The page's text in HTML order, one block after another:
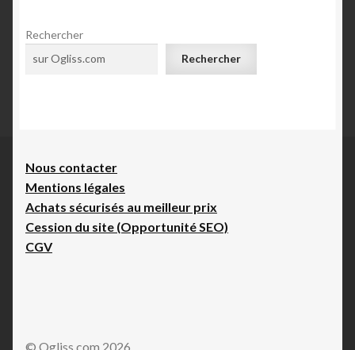
Rechercher
Rechercher
Nous contacter
Mentions légales
Achats sécurisés au meilleur prix
Cession du site (Opportunité SEO)
CGV
© Ogliss.com 2026